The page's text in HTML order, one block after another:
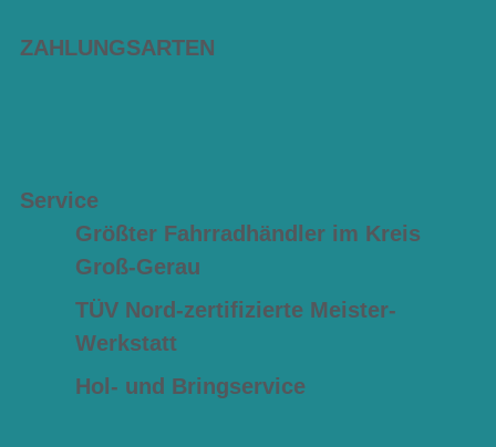
ZAHLUNGSARTEN
Service
Größter Fahrradhändler im Kreis
Groß-Gerau
TÜV Nord-zertifizierte Meister-
Werkstatt
Hol- und Bringservice